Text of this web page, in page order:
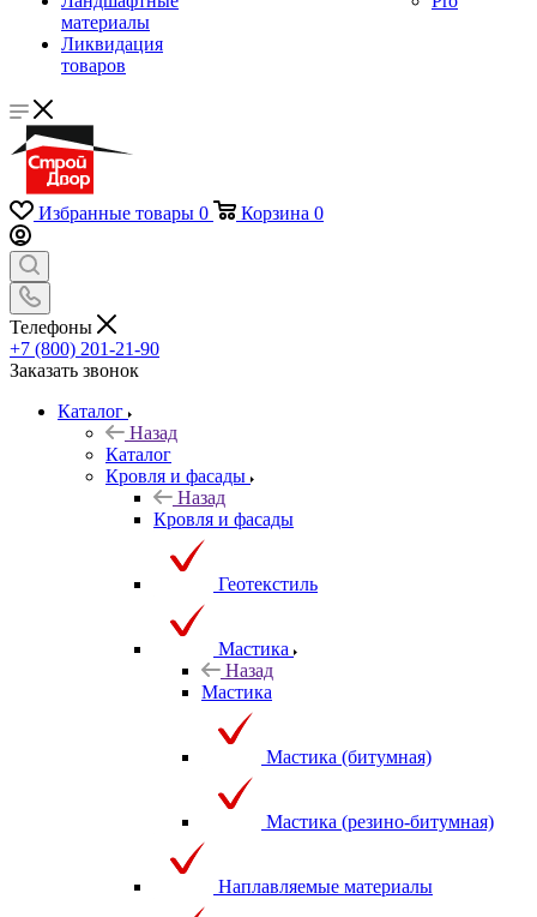
материалы
Ликвидация
товаров
Избранные товары 0 Корзина 0
Телефоны
+7 (800) 201-21-90
Заказать звонок
Каталог
Назад
Каталог
Кровля и фасады
Назад
Кровля и фасады
Геотекстиль
Мастика
Назад
Мастика
Мастика (битумная)
Мастика (резино-битумная)
Наплавляемые материалы